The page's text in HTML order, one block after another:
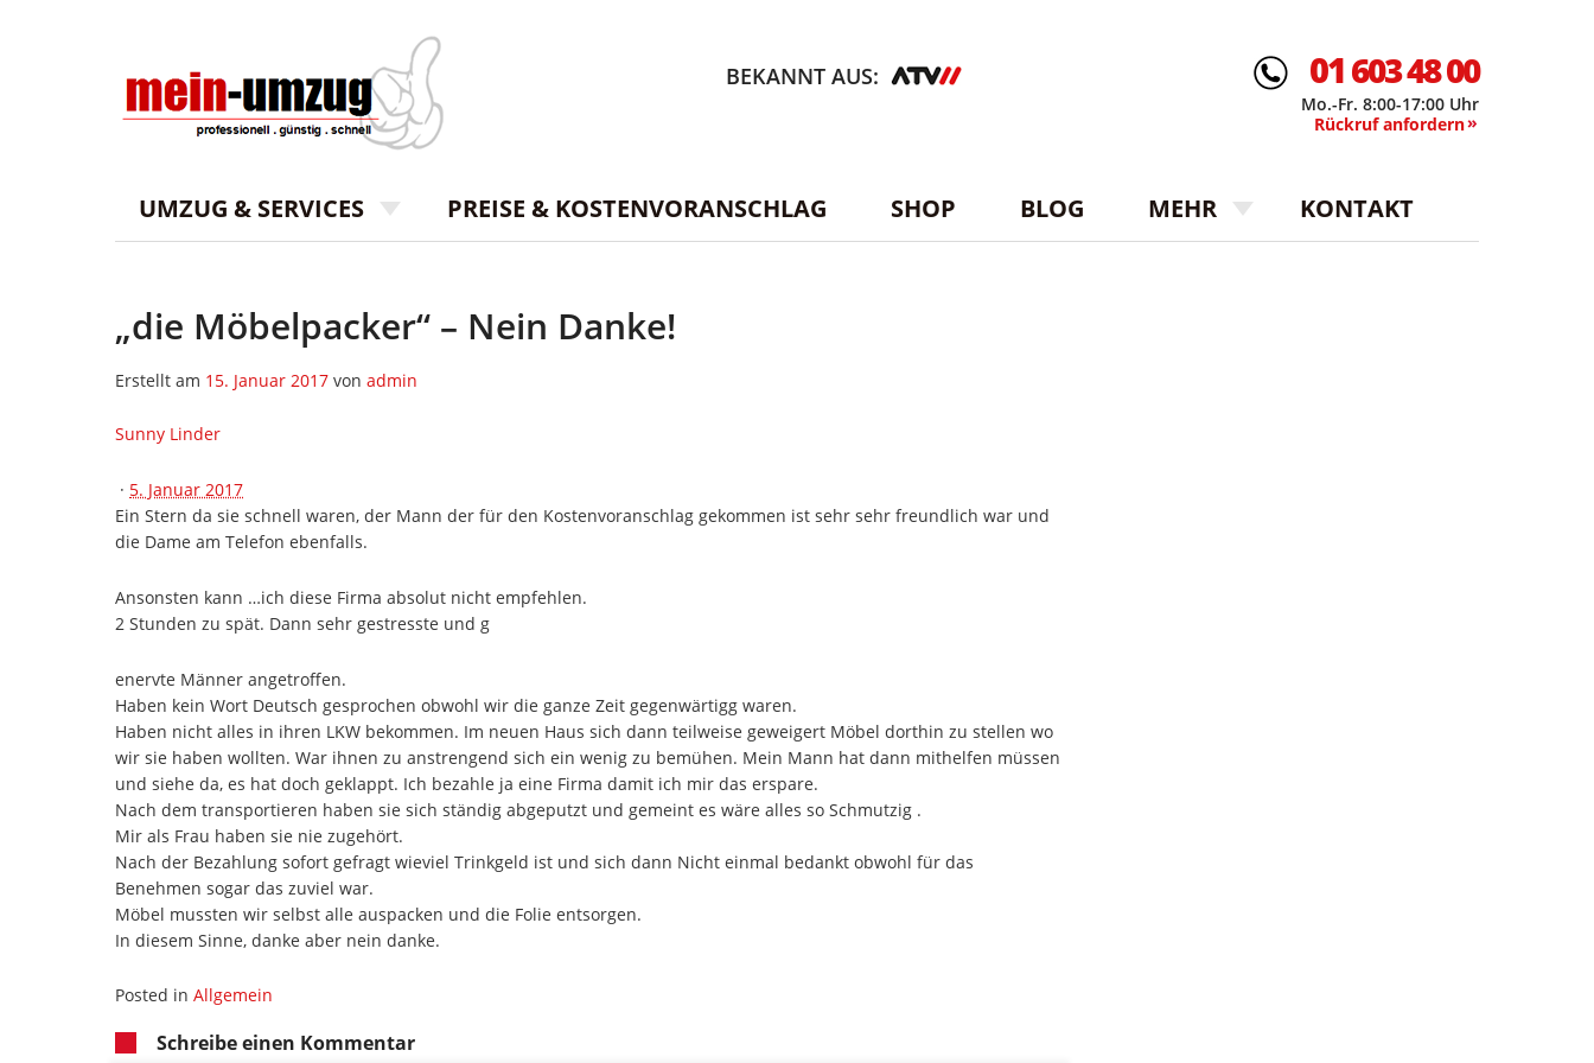
UMZUG & SERVICES PREISE & KOSTENVORANSCHLAG SHOP BLOG MEHR KONTAKT
BEKANNT AUS: 01603 48 00
Mo.-Fr. 8:00-17:00 Uhr
Rückruf anfordern
„die Möbelpacker“ – Nein Danke!
Erstellt am 15. Januar 2017 von admin
Sunny Linder
· 5. Januar 2017
Ein Stern da sie schnell waren, der Mann der für den Kostenvoranschlag gekommen ist sehr sehr freundlich war und
die Dame am Telefon ebenfalls.
Ansonsten kann …ich diese Firma absolut nicht empfehlen.
2 Stunden zu spät. Dann sehr gestresste und g
enervte Männer angetroffen.
Haben kein Wort Deutsch gesprochen obwohl wir die ganze Zeit gegenwärtigg waren.
Haben nicht alles in ihren LKW bekommen. Im neuen Haus sich dann teilweise geweigert Möbel dorthin zu stellen wo
wir sie haben wollten. War ihnen zu anstrengend sich ein wenig zu bemühen. Mein Mann hat dann mithelfen müssen
und siehe da, es hat doch geklappt. Ich bezahle ja eine Firma damit ich mir das erspare.
Nach dem transportieren haben sie sich ständig abgeputzt und gemeint es wäre alles so Schmutzig .
Mir als Frau haben sie nie zugehört.
Nach der Bezahlung sofort gefragt wieviel Trinkgeld ist und sich dann Nicht einmal bedankt obwohl für das
Benehmen sogar das zuviel war.
Möbel mussten wir selbst alle auspacken und die Folie entsorgen.
In diesem Sinne, danke aber nein danke.
Posted in Allgemein
Schreibe einen Kommentar